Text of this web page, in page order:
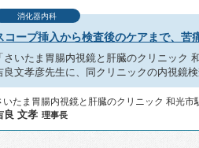
消化器内科
コープ挿入から検査後のケアまで、苦
「さいたま胃腸内視鏡と肝臓のクリニック
良文孝彦先生に、同クリニックの内視鏡
いたま胃腸内視鏡と肝臓のクリニック 和光
良 文孝 理事長